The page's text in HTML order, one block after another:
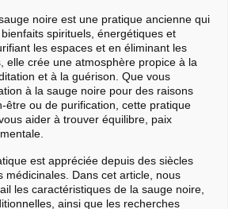
noire est une pratique ancienne qui
spirituels, énergétiques et
les espaces et en éliminant les
elle crée une atmosphère propice à la
et à la guérison. Que vous
à la sauge noire pour des raisons
être ou de purification, cette pratique
aider à trouver équilibre, paix
est appréciée depuis des siècles
médicinales. Dans cet article, nous
les caractéristiques de la sauge noire,
ainsi que les recherches